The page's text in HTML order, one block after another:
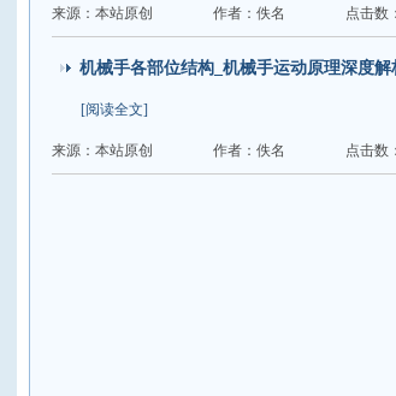
来源：本站原创 作者：佚名 点击数
机械手各部位结构_机械手运动原理深度解
[阅读全文]
来源：本站原创 作者：佚名 点击数